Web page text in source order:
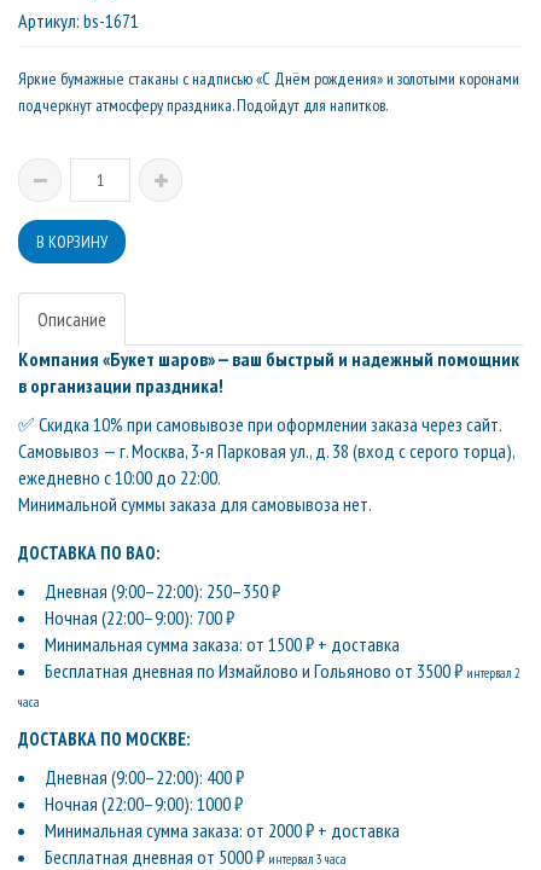
Артикул: bs-1671
Яркие бумажные стаканы с надписью «С Днём рождения» и золотыми коронами
подчеркнут атмосферу праздника. Подойдут для напитков.
Описание
Компания «Букет шаров» — ваш быстрый и надежный помощник
в организации праздника!
✅ Скидка 10% при самовывозе при оформлении заказа через сайт.
Самовывоз — г. Москва, 3-я Парковая ул., д. 38 (вход с серого торца),
ежедневно с 10:00 до 22:00.
Минимальной суммы заказа для самовывоза нет.
ДОСТАВКА ПО ВАО:
Дневная (9:00–22:00): 250–350 ₽
Ночная (22:00–9:00): 700 ₽
Минимальная сумма заказа: от 1500 ₽ + доставка
Бесплатная дневная по Измайлово и Гольяново от 3500 ₽ интервал 2
часа
ДОСТАВКА ПО МОСКВЕ:
Дневная (9:00–22:00): 400 ₽
Ночная (22:00–9:00): 1000 ₽
Минимальная сумма заказа: от 2000 ₽ + доставка
Бесплатная дневная от 5000 ₽ интервал 3 часа